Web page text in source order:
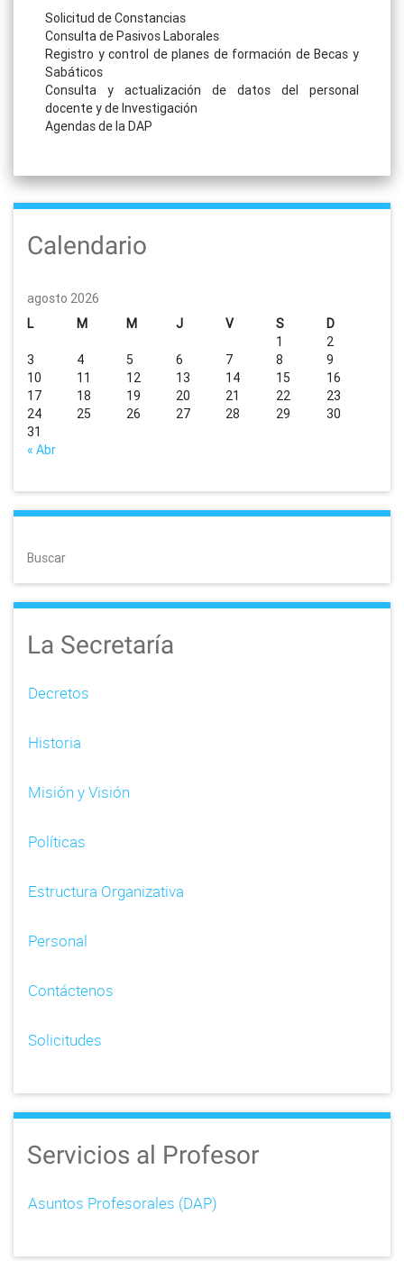
Solicitud de Constancias
Consulta de Pasivos Laborales
Registro y control de planes de formación de Becas y
Sabáticos
Consulta y actualización de datos del personal
docente y de Investigación
Agendas de la DAP
Calendario
agosto 2026
L
M M J V S D
« Abr
1
2
3
4 5 6 7 8
9
10
11 12 13 14 15
16
17
18 19 20 21 22
23
24
25 26 27 28 29
30
31
Buscar
La Secretaría
Decretos
Historia
Misión y Visión
Políticas
Estructura Organizativa
Personal
Contáctenos
Solicitudes
Servicios al Profesor
Asuntos Profesorales (DAP)